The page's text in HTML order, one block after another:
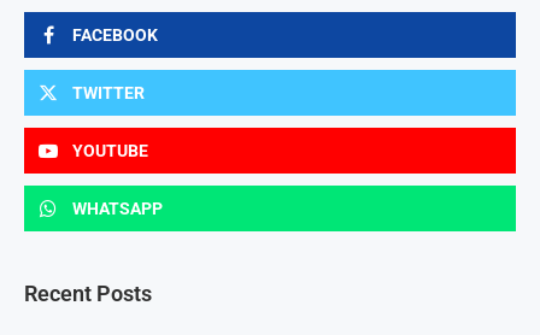
FACEBOOK
TWITTER
YOUTUBE
WHATSAPP
Recent Posts